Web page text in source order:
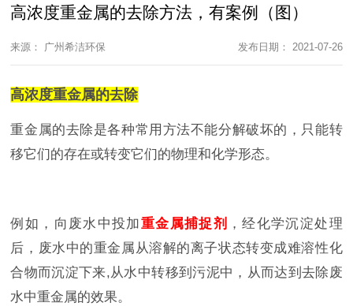
高浓度重金属的去除方法，有案例（图）
来源： 广州希洁环保 发布日期： 2021-07-26
高浓度重金属的去除
重金属的去除是各种常用方法不能分解破坏的，只能转
移它们的存在或转变它们的物理和化学形态。
例如，向废水中投加重金属捕捉剂 ，经化学沉淀处理
后，废水中的重金属从溶解的离子状态转变成难溶性化
合物而沉淀下来,从水中转移到污泥中，从而达到去除废
水中重金属的效果。